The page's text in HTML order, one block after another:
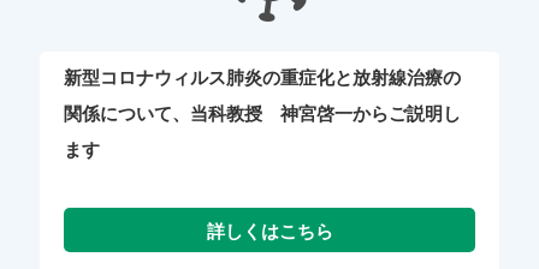
新型コロナウィルス肺炎の重症化と放射線治療の
関係について、当科教授 神宮啓一からご説明し
ます